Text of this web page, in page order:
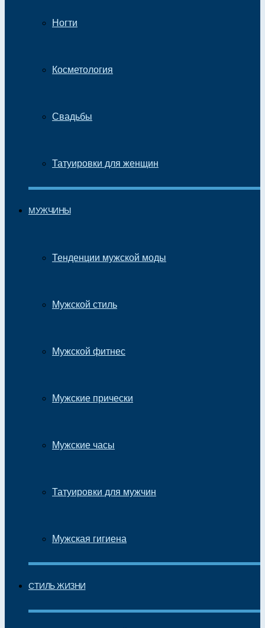
Ногти
Косметология
Свадьбы
Татуировки для женщин
МУЖЧИНЫ
Тенденции мужской моды
Мужской стиль
Мужской фитнес
Мужские прически
Мужские часы
Татуировки для мужчин
Мужская гигиена
СТИЛЬ ЖИЗНИ